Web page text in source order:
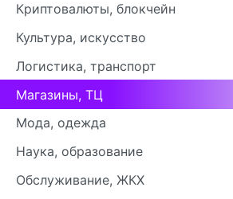
Криптовалюты, блокчейн
Культура, искусство
Логистика, транспорт
Магазины, ТЦ
Мода, одежда
Наука, образование
Обслуживание, ЖКХ